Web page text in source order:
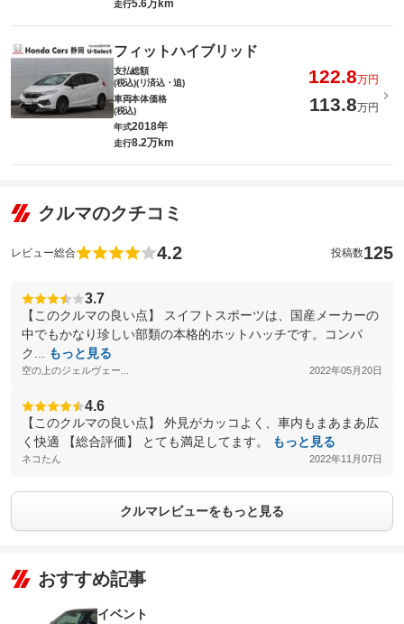
走行5.6万km
フィットハイブリッド
支払総額
(税込)(リ済込・追)
122.8万円
車両本体価格
(税込)
113.8万円
年式2018年
走行8.2万km
クルマのクチコミ
レビュー総合 4.2 投稿数125
3.7
【このクルマの良い点】 スイフトスポーツは、国産メーカーの
中でもかなり珍しい部類の本格的ホットハッチです。コンパ
ク...
もっと見る
空の上のジェルヴェー... 2022年05月20日
4.6
【このクルマの良い点】 外見がカッコよく、車内もまあまあ広
く快適 【総合評価】 とても満足してます。
もっと見る
ネコたん 2022年11月07日
クルマレビューをもっと見る
おすすめ記事
イベント